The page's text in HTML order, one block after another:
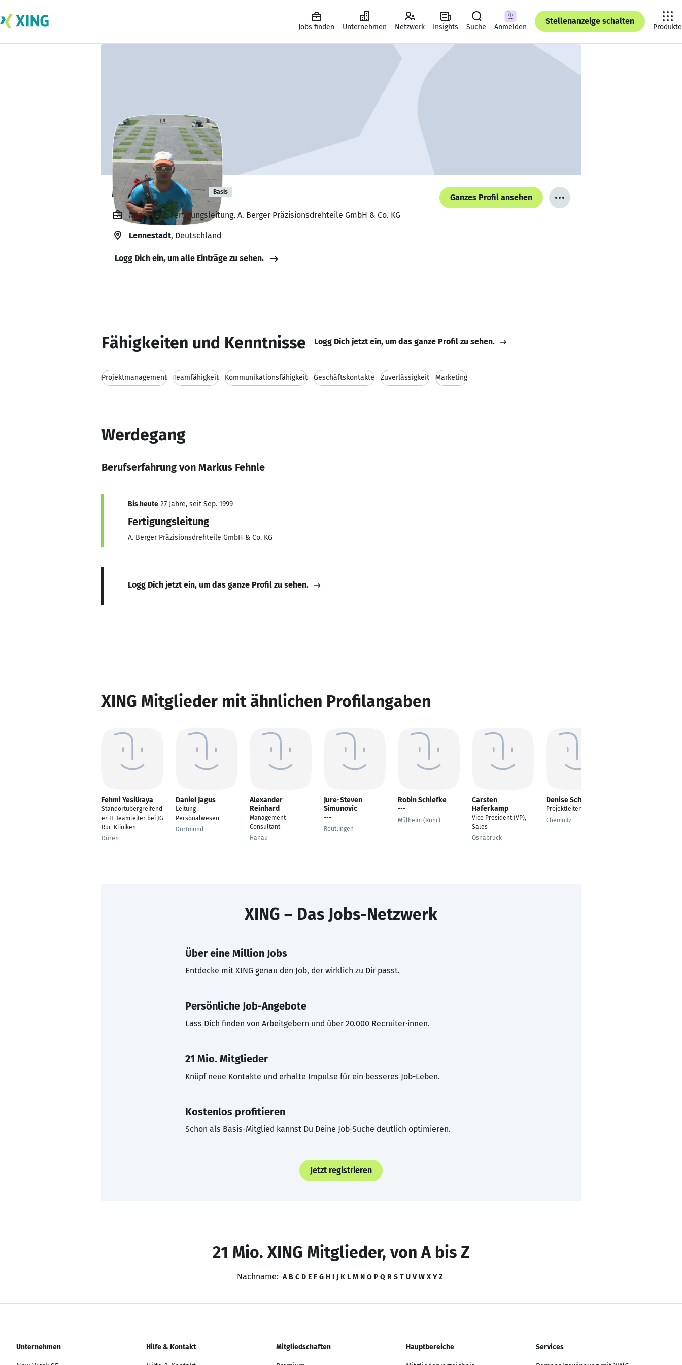
Jobs finden Unternehmen Netzwerk Insights Suche Anmelden
Stellenanzeige schalten
Produkte
Markus Fehnle Basis
Ganzes Profil ansehen
Angestellt, Fertigungsleitung, A. Berger Präzisionsdrehteile GmbH & Co. KG
Lennestadt, Deutschland
Logg Dich ein, um alle Einträge zu sehen.
Fähigkeiten und Kenntnisse Logg Dich jetzt ein, um das ganze Profil zu sehen.
Projektmanagement Teamfähigkeit Kommunikationsfähigkeit Geschäftskontakte Zuverlässigkeit Marketing
Werdegang
Berufserfahrung von Markus Fehnle
Bis heute 27 Jahre, seit Sep. 1999
Fertigungsleitung
A. Berger Präzisionsdrehteile GmbH & Co. KG
Logg Dich jetzt ein, um das ganze Profil zu sehen.
XING Mitglieder mit ähnlichen Profilangaben
Fehmi Yesilkaya
Standortübergreifend
er IT-Teamleiter bei JG
Rur-Kliniken
Düren
Daniel Jagus
Leitung
Personalwesen
Dortmund
Alexander
Reinhard
Management
Consultant
Hanau
Jure-Steven
Simunovic
---
Reutlingen
Robin Schiefke
---
Mülheim (Ruhr)
Carsten
Haferkamp
Vice President (VP),
Sales
Osnabrück
Denise Scheffler
Projektleiterin
Chemnitz
XING – Das Jobs-Netzwerk
Über eine Million Jobs
Entdecke mit XING genau den Job, der wirklich zu Dir passt.
Persönliche Job-Angebote
Lass Dich finden von Arbeitgebern und über 20.000 Recruiter·innen.
21 Mio. Mitglieder
Knüpf neue Kontakte und erhalte Impulse für ein besseres Job-Leben.
Kostenlos profitieren
Schon als Basis-Mitglied kannst Du Deine Job-Suche deutlich optimieren.
Jetzt registrieren
21 Mio. XING Mitglieder, von A bis Z
Nachname: A B C D E F G H I J K L M N O P Q R S T U V W X Y Z
Unternehmen Hilfe & Kontakt Mitgliedschaften Hauptbereiche Services